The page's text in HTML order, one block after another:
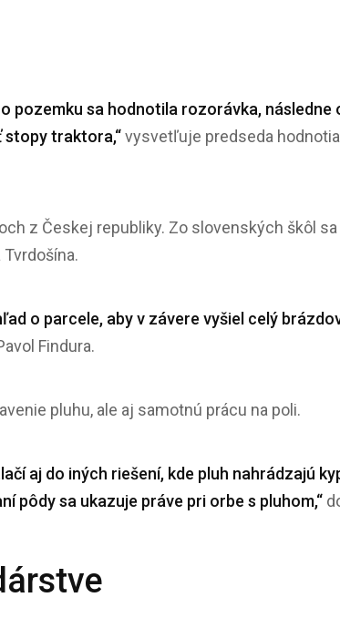
pozemku sa hodnotila rozorávka, následne
traktora,“vysvetľuje predseda
z Českej republiky. Zo slovenských škôl
Tvrdošína.
o parcele, aby v závere vyšiel celý
Findura.
pluhu, ale aj samotnú prácu na poli.
aj do iných riešení, kde pluh nahrádzajú
pôdy sa ukazuje práve pri orbe s pluhom,“